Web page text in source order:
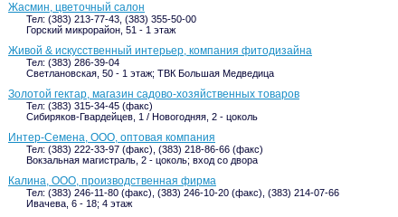
Жасмин, цветочный салон
Тел: (383) 213-77-43, (383) 355-50-00
Горский микрорайон, 51 - 1 этаж
Живой & искусственный интерьер, компания фитодизайна
Тел: (383) 286-39-04
Светлановская, 50 - 1 этаж; ТВК Большая Медведица
Золотой гектар, магазин садово-хозяйственных товаров
Тел: (383) 315-34-45 (факс)
Сибиряков-Гвардейцев, 1 / Новогодняя, 2 - цоколь
Интер-Семена, ООО, оптовая компания
Тел: (383) 222-33-97 (факс), (383) 218-86-66 (факс)
Вокзальная магистраль, 2 - цоколь; вход со двора
Калина, ООО, производственная фирма
Тел: (383) 246-11-80 (факс), (383) 246-10-20 (факс), (383) 214-07-66
Ивачева, 6 - 18; 4 этаж